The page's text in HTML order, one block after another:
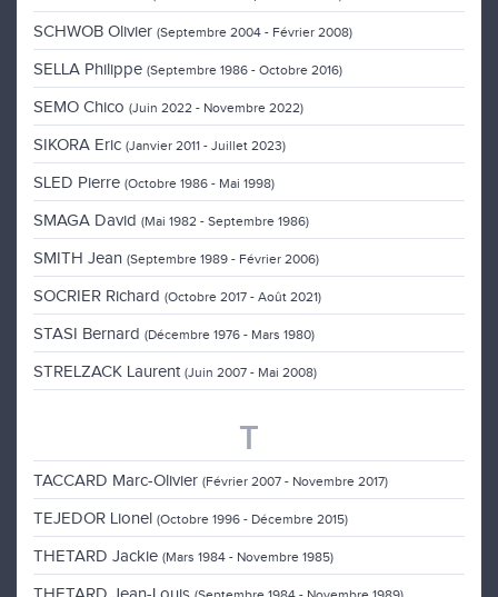
SCHWOB Olivier (Septembre 2004 - Février 2008)
SELLA Philippe (Septembre 1986 - Octobre 2016)
SEMO Chico (Juin 2022 - Novembre 2022)
SIKORA Eric (Janvier 2011 - Juillet 2023)
SLED Pierre (Octobre 1986 - Mai 1998)
SMAGA David (Mai 1982 - Septembre 1986)
SMITH Jean (Septembre 1989 - Février 2006)
SOCRIER Richard (Octobre 2017 - Août 2021)
STASI Bernard (Décembre 1976 - Mars 1980)
STRELZACK Laurent (Juin 2007 - Mai 2008)
T
TACCARD Marc-Olivier (Février 2007 - Novembre 2017)
TEJEDOR Lionel (Octobre 1996 - Décembre 2015)
THETARD Jackie (Mars 1984 - Novembre 1985)